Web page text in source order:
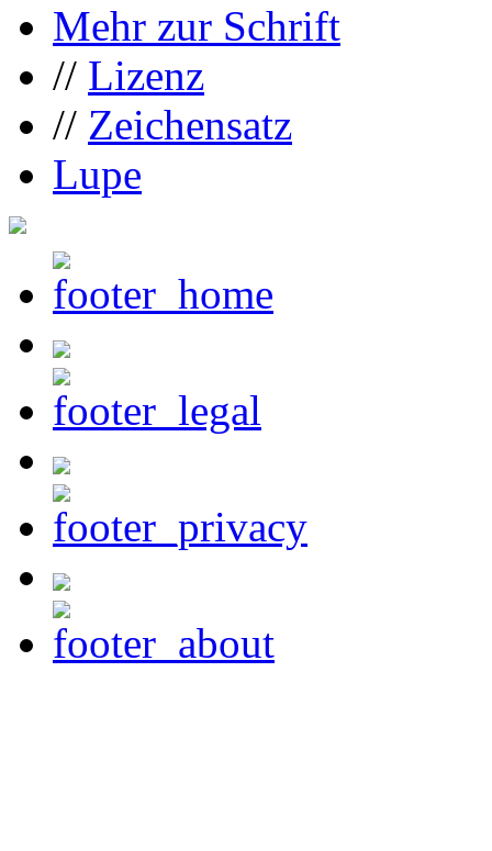
Mehr zur Schrift
// Lizenz
// Zeichensatz
Lupe